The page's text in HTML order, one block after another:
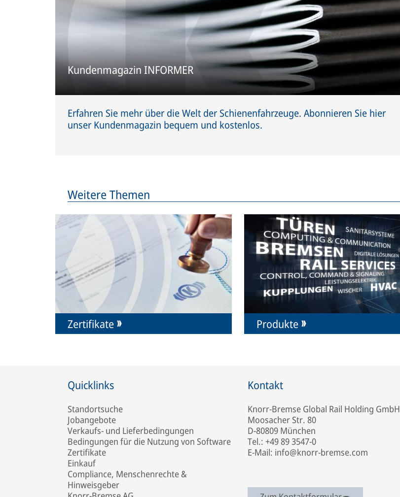
Kundenmagazin INFORMER
Erfahren Sie mehr über die Welt der Schienenfahrzeuge. Abonnieren Sie hier
unser Kundenmagazin bequem und kostenlos.
Weitere Themen
Zertifikate Produkte
Quicklinks
Standortsuche
Jobangebote
Verkaufs- und Lieferbedingungen
Bedingungen für die Nutzung von Software
Zertifikate
Einkauf
Compliance, Menschenrechte &
Hinweisgeber
Kontakt
Knorr-Bremse Global Rail Holding GmbH
Moosacher Str. 80
D-80809 München
Tel.: +49 89 3547-0
E-Mail: info@knorr-bremse.com